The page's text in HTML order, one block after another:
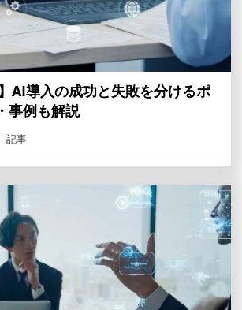
AI導入の成功と失敗を分けるポ
事例も解説
記事